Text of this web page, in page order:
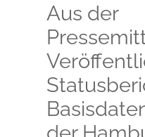
Aus der